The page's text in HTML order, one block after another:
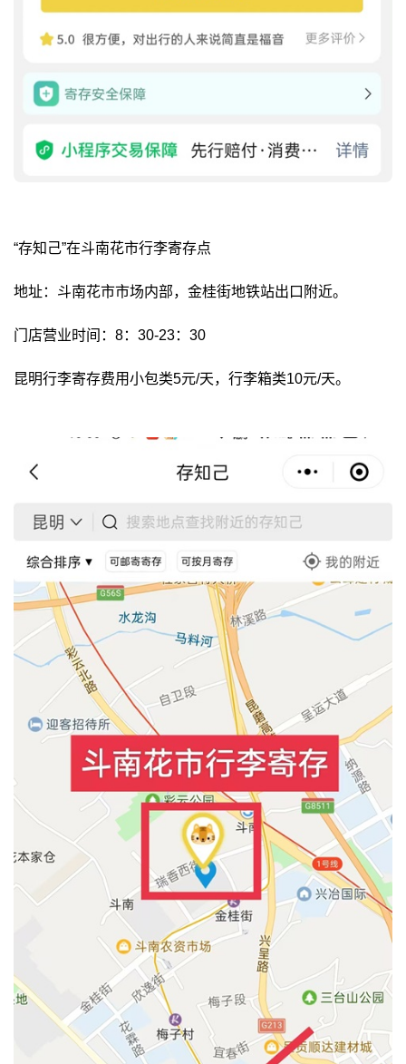
“存知己”在斗南花市行李寄存点
地址：斗南花市市场内部，金桂街地铁站出口附近。
门店营业时间：8：30-23：30
昆明行李寄存费用小包类5元/天，行李箱类10元/天。